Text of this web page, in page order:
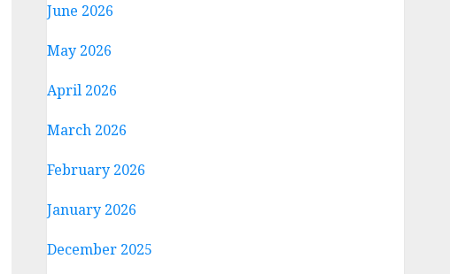
June 2026
May 2026
April 2026
March 2026
February 2026
January 2026
December 2025